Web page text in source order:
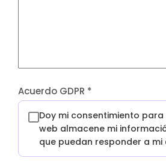
Acuerdo GDPR *
Doy mi consentimiento
web almacene mi
que puedan responder a mi